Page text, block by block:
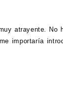
atrayente. No
importaría